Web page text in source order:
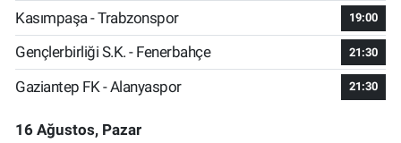
Kasımpaşa - Trabzonspor 19:00
Gençlerbirliği S.K. - Fenerbahçe 21:30
Gaziantep FK - Alanyaspor 21:30
16 Ağustos, Pazar